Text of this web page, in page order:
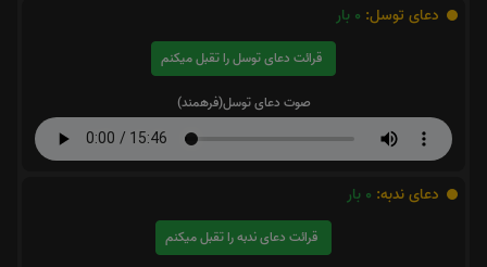
دعای توسل: 0 بار
قرائت دعای توسل را تقبل میکنم
صوت دعای توسل(فرهمند)
دعای ندبه: 0 بار
قرائت دعای ندبه را تقبل میکنم